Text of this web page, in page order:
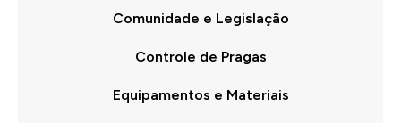
Comunidade e Legislação
Controle de Pragas
Equipamentos e Materiais